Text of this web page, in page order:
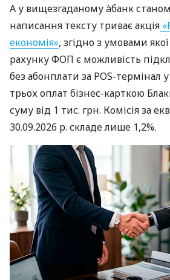
А у вищезгаданому àбанк
написання тексту триває акція
економія», згідно з умовами
рахунку ФОП є можливість
без абонплати за POS-термінал
трьох оплат бізнес-карткою
суму від 1 тис. грн. Комісія за
30.09.2026 р. складе лише 1,2%.